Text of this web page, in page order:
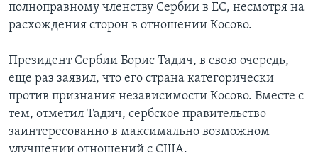
полноправному членству Сербии в ЕС, несмотря на
расхождения сторон в отношении Косово.
Президент Сербии Борис Тадич, в свою очередь,
еще раз заявил, что его страна категорически
против признания независимости Косово. Вместе с
тем, отметил Тадич, сербское правительство
заинтересованно в максимально возможном